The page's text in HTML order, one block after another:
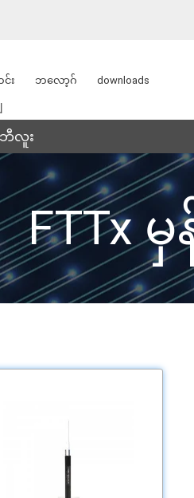
း ဘလော့ဂ် downloads
ဘီလူး
FTTx